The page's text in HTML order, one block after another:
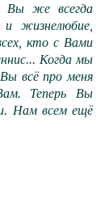
Вы же всегда
и жизнелюбие,
кто с Вами
Когда мы
всё про меня
Теперь Вы
Нам всем ещё